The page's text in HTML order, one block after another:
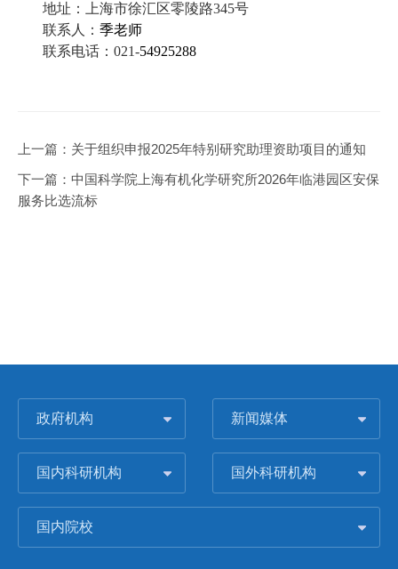
地址：上海市徐汇区零陵路345号
联系人： 季老师
联系电话：021-54925288
上一篇： 关于组织申报2025年特别研究助理资助项目的通知
下一篇： 中国科学院上海有机化学研究所2026年临港园区安保
服务比选流标
政府机构 新闻媒体
国内科研机构 国外科研机构
国内院校